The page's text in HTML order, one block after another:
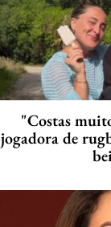
"Costas
jogadora de